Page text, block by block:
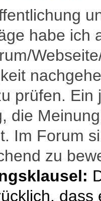
habe ich
prüfen.
die
Im Forum
zu